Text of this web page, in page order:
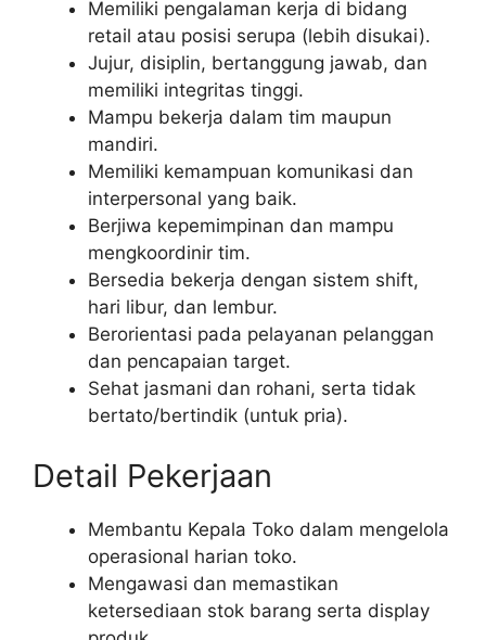
Memiliki pengalaman kerja di bidang
retail atau posisi serupa (lebih disukai).
Jujur, disiplin, bertanggung jawab, dan
memiliki integritas tinggi.
Mampu bekerja dalam tim maupun
mandiri.
Memiliki kemampuan komunikasi dan
interpersonal yang baik.
Berjiwa kepemimpinan dan mampu
mengkoordinir tim.
Bersedia bekerja dengan sistem shift,
hari libur, dan lembur.
Berorientasi pada pelayanan pelanggan
dan pencapaian target.
Sehat jasmani dan rohani, serta tidak
bertato/bertindik (untuk pria).
Detail Pekerjaan
Membantu Kepala Toko dalam mengelola
operasional harian toko.
Mengawasi dan memastikan
ketersediaan stok barang serta display